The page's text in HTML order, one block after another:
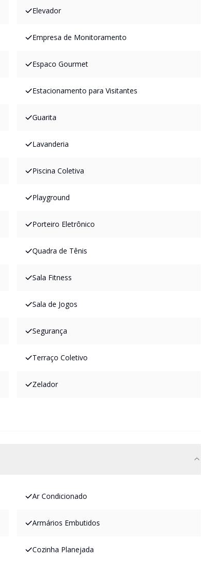
Elevador
Empresa de Monitoramento
Espaco Gourmet
Estacionamento para Visitantes
Guarita
Lavanderia
Piscina Coletiva
Playground
Porteiro Eletrônico
Quadra de Tênis
Sala Fitness
Sala de Jogos
Segurança
Terraço Coletivo
Zelador
Ar Condicionado
Armários Embutidos
Cozinha Planejada